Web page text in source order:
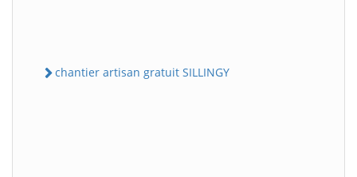
chantier artisan gratuit SILLINGY